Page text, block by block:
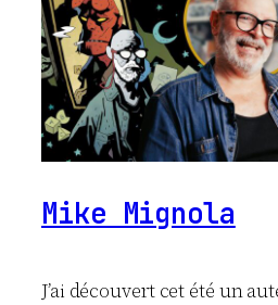
Mike Mignola
J’ai découvert cet été un